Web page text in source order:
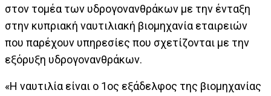
στον τομέα των υδρογονανθράκων με την ένταξη
στην κυπριακή ναυτιλιακή βιομηχανία εταιρειών
που παρέχουν υπηρεσίες που σχετίζονται με την
εξόρυξη υδρογονανθράκων.
«Η ναυτιλία είναι ο 1ος εξάδελφος της βιομηχανίας